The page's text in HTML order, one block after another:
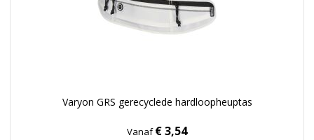
Varyon GRS gerecyclede hardloopheuptas
Vanaf€ 3,54